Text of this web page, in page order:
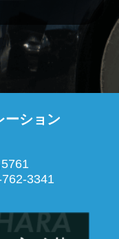
ーション
3341